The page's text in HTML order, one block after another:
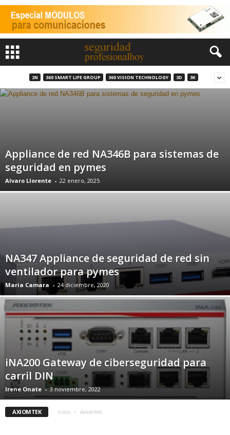
2N 360 SMART LIFE GROUP 360 VISION TECHNOLOGY 3D 3K
Appliance de red NA346B para sistemas de
seguridad en pymes
Alvaro Llorente - 22 enero, 2025
NA347 Appliance de seguridad de red sin
ventilador para pymes
Maria Camara - 24 diciembre, 2020
iNA200 Gateway de ciberseguridad para
carril DIN
Irene Onate - 3 noviembre, 2022
AXIOMTEK Inicio Axiomtek